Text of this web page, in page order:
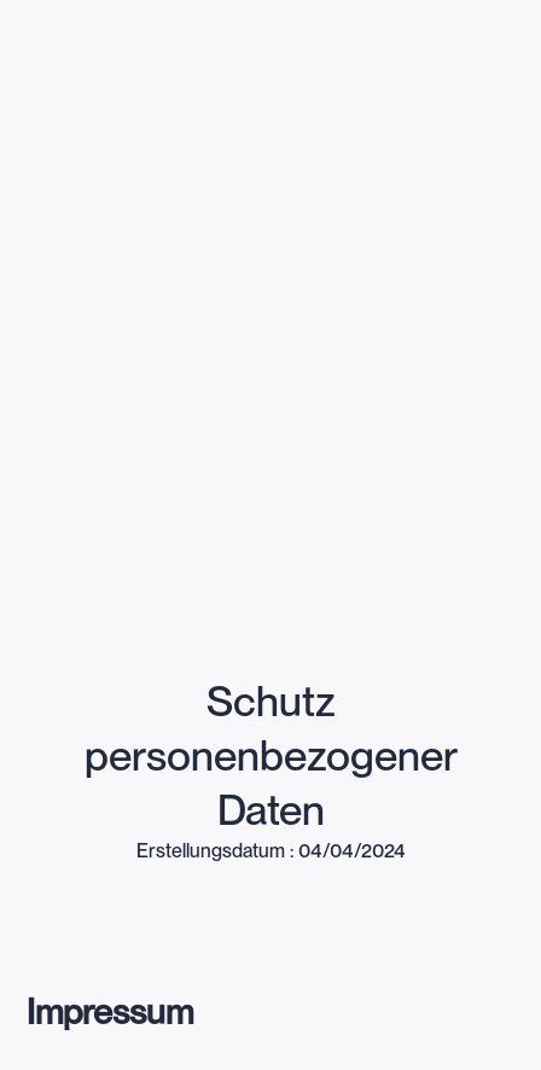
Schutz
personenbezogener
Daten
Erstellungsdatum : 04/04/2024
Impressum